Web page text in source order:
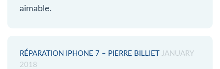
aimable.
RÉPARATION IPHONE 7 – PIERRE BILLIET
JANUARY
2018